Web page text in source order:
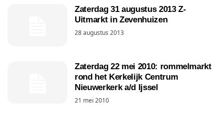
Zaterdag 31 augustus 2013 Z-
Uitmarkt in Zevenhuizen
28 augustus 2013
Zaterdag 22 mei 2010: rommelmarkt
rond het Kerkelijk Centrum
Nieuwerkerk a/d Ijssel
21 mei 2010